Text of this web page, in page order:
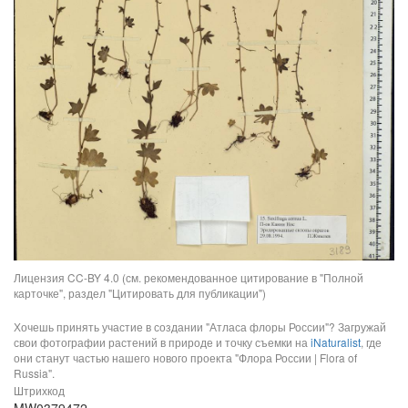
Лицензия CC-BY 4.0 (см. рекомендованное цитирование в "Полной
карточке", раздел "Цитировать для публикации")
Хочешь принять участие в создании "Атласа флоры России"? Загружай
свои фотографии растений в природе и точку съемки на iNaturalist, где
они станут частью нашего нового проекта "Флора России | Flora of
Russia".
Штрихкод